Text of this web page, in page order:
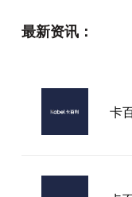
最新资讯：
卡